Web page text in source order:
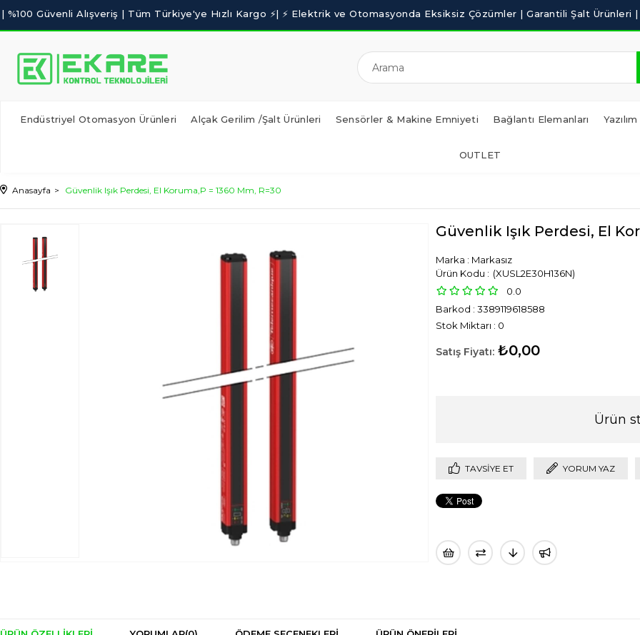
Endüstriyel Otomasyon Ürünleri Alçak Gerilim /Şalt Ürünleri Sensörler & Makine Emniyeti Bağlantı Elemanları
OUTLET
Anasayfa Güvenlik Işık Perdesi, El Koruma,P = 1360 Mm, R=30
Güvenlik Işık Perdesi, El
Marka : Markasız
(XUSL2E30H136N)
0.0
Barkod : 3389119618588
Stok Miktarı : 0
₺0,00
Ürün
TAVSIYE ET YORUM YAZ